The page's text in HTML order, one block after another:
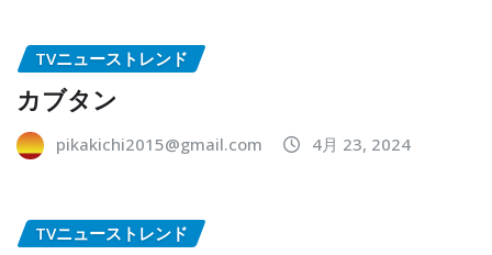
TVニューストレンド
カブタン
pikakichi2015@gmail.com 4月 23, 2024
TVニューストレンド